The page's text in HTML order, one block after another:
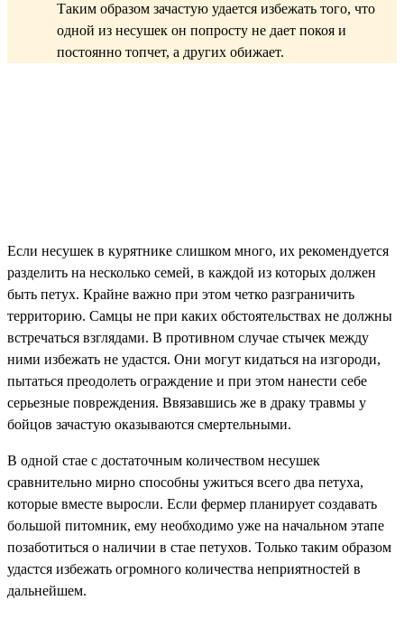
Таким образом зачастую удается избежать того, что
одной из несушек он попросту не дает покоя и
постоянно топчет, а других обижает.
Если несушек в курятнике слишком много, их рекомендуется
разделить на несколько семей, в каждой из которых должен
быть петух. Крайне важно при этом четко разграничить
территорию. Самцы не при каких обстоятельствах не должны
встречаться взглядами. В противном случае стычек между
ними избежать не удастся. Они могут кидаться на изгороди,
пытаться преодолеть ограждение и при этом нанести себе
серьезные повреждения. Ввязавшись же в драку травмы у
бойцов зачастую оказываются смертельными.
В одной стае с достаточным количеством несушек
сравнительно мирно способны ужиться всего два петуха,
которые вместе выросли. Если фермер планирует создавать
большой питомник, ему необходимо уже на начальном этапе
позаботиться о наличии в стае петухов. Только таким образом
удастся избежать огромного количества неприятностей в
дальнейшем.